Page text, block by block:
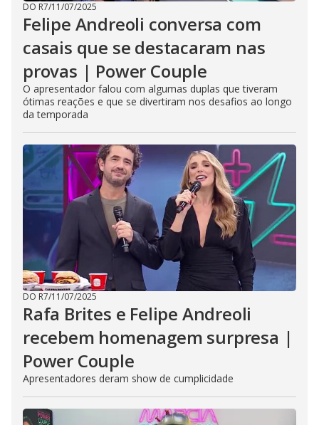
DO R7/11/07/2025
Felipe Andreoli conversa com
casais que se destacaram nas
provas | Power Couple
O apresentador falou com algumas duplas que tiveram
ótimas reações e que se divertiram nos desafios ao longo
da temporada
DO R7/11/07/2025
Rafa Brites e Felipe Andreoli
recebem homenagem surpresa |
Power Couple
Apresentadores deram show de cumplicidade